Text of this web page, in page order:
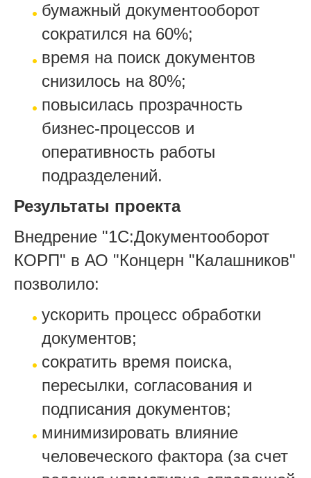
бумажный документооборот
сократился на 60%;
время на поиск документов
снизилось на 80%;
повысилась прозрачность
бизнес-процессов и
оперативность работы
подразделений.
Результаты проекта
Внедрение "1С:Документооборот
КОРП" в АО "Концерн "Калашников"
позволило:
ускорить процесс обработки
документов;
сократить время поиска,
пересылки, согласования и
подписания документов;
минимизировать влияние
человеческого фактора (за счет